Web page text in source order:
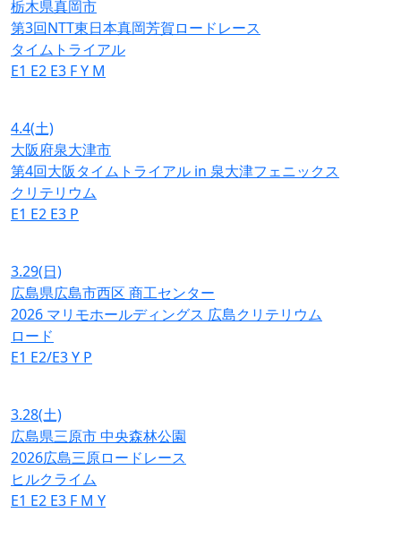
栃木県真岡市
第3回NTT東日本真岡芳賀ロードレース
タイムトライアル
E1 E2 E3 FY M
4.4(土)
大阪府泉大津市
第4回大阪タイムトライアル in 泉大津フェニックス
クリテリウム
E1 E2 E3 P
3.29(日)
広島県広島市西区 商工センター
2026 マリモホールディングス 広島クリテリウム
ロード
E1 E2/E3Y P
3.28(土)
広島県三原市 中央森林公園
2026広島三原ロードレース
ヒルクライム
E1 E2 E3 F M Y